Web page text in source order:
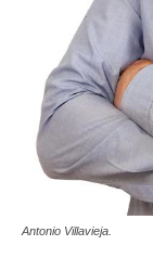
Antonio Villavieja.